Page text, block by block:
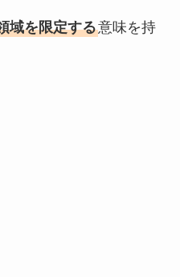
域を限定する意味を持